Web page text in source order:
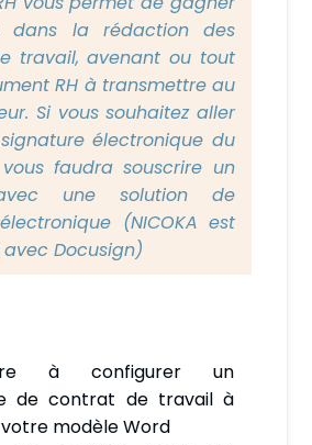
dans la rédaction des
travail, avenant ou tout
RH à transmettre au
Si vous souhaitez aller
électronique du
faudra souscrire un
une solution de
(NICOKA est
Docusign)
à configurer un
de contrat de travail à
modèle Word